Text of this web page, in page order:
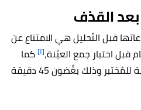
القذف
قبل التّحليل هي الامتناع عن
[١] كما
يُفضّل الإسراع في تسليم العيّنة للمُختبر وذلك بغُضون 45 دقيقة